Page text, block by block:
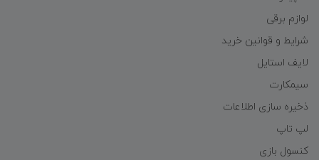
لوازم برقی
شرایط و قوانین خرید
لایف استایل
سیمکارت
ذخیره سازی اطلاعات
لپ تاپ
کنسول بازی